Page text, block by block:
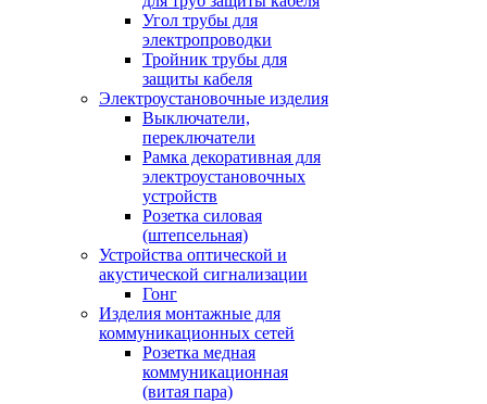
Угол трубы для
электропроводки
Тройник трубы для
защиты кабеля
Электроустановочные изделия
Выключатели,
переключатели
Рамка декоративная для
электроустановочных
устройств
Розетка силовая
(штепсельная)
Устройства оптической и
акустической сигнализации
Гонг
Изделия монтажные для
коммуникационных сетей
Розетка медная
коммуникационная
(витая пара)